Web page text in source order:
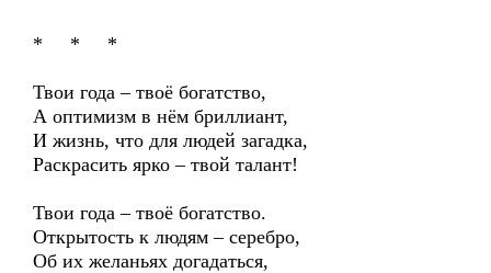
* * *
Твои года – твоё богатство,
А оптимизм в нём бриллиант,
И жизнь, что для людей загадка,
Раскрасить ярко – твой талант!
Твои года – твоё богатство.
Открытость к людям – серебро,
Об их желаньях догадаться,